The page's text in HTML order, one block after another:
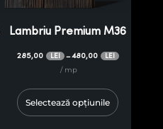
Lambriu Premium M36
285,00 LEI –480,00 LEI
/ mp
Selectează opțiunile